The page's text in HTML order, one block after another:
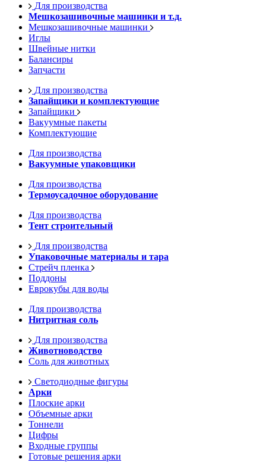
Для производства
Мешкозашивочные машинки и т.д.
Мешкозашивочные машинки
Иглы
Швейные нитки
Балансиры
Запчасти
Для производства
Запайщики и комплектующие
Запайщики
Вакуумные пакеты
Комплектующие
Для производства
Вакуумные упаковщики
Для производства
Термоусадочное оборудование
Для производства
Тент строительный
Для производства
Упаковочные материалы и тара
Стрейч пленка
Поддоны
Еврокубы для воды
Для производства
Нитритная соль
Для производства
Животноводство
Соль для животных
Светодиодные фигуры
Арки
Плоские арки
Объемные арки
Тоннели
Цифры
Входные группы
Готовые решения арки